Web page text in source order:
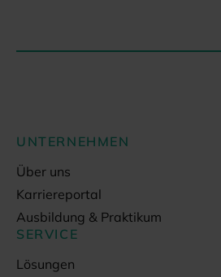
UNTERNEHMEN
Über uns
Karriereportal
Ausbildung & Praktikum
SERVICE
Lösungen